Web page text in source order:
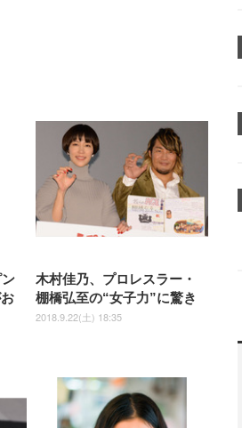
チェア デスク
テレワーク
クレスト 30度
人間工学 椅子
度跳ね上げ式ア
ヘッドレスト
高反発クッショ
気性メッシュ
/事務用 おし
チェア (ホワイ
ッシュ 通気性 ランバーサ
ポート付き 腰サポート ガ
ス圧無段階昇降 360度回
転 キャスター付き コンパ
クト 幅52×奥行58.5×高さ
84～96cm テレワーク 在
宅勤務 ブラック
￥4,139
晶モ
非光
VGA
調整 ス
向け
Gaming Monitor 24” Essential ゲ
ーミングモニター QD 24.5インチ
1ms FHD 量子ドット 残像低減 (3
年保証 | 輝点保証 | 日本メーカー)
￥34,980
マートベーシ
限定】
イリスオーヤマ
厚型 お徳用
(x 1) (ケース
ュラー 200枚入
【Amazon.co.jp限定】
￥3,731
木村佳乃、プロレスラー・
棚橋弘至の“女子力”に驚き
2018.9.22(土) 18:35